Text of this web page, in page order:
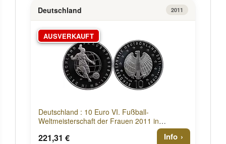
Deutschland 2011
AUSVERKAUFT
Deutschland : 10 Euro VI. Fußball-
Weltmeisterschaft der Frauen 2011 in
Deutschland , Komplettset ADFGJ 2011 PP
221,31 € Info